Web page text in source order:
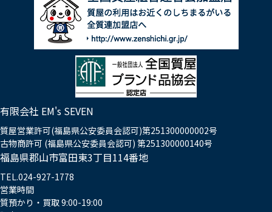
有限会社 EM's SEVEN
質屋営業許可(福島県公安委員会認可)第251300000002号
古物商許可 (福島県公安委員会認可) 第251300000140号
福島県郡山市富田東3丁目114番地
TEL.024-927-1778
営業時間
質預かり・買取 9:00-19:00